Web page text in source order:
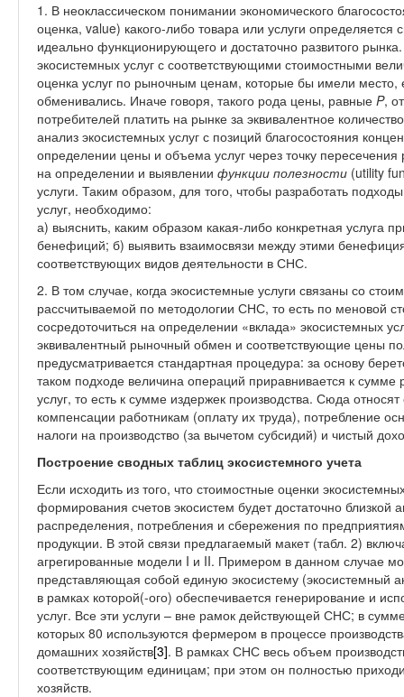
1. В неоклассическом понимании экономического
оценка, value) какого-либо товара или услуги
идеально функционирующего и достаточно развитого
экосистемных услуг с соответствующими стоимостными
оценка услуг по рыночным ценам, которые бы имели место,
обменивались. Иначе говоря, такого рода цены, равные P,
потребителей платить на рынке за эквивалентное
анализ экосистемных услуг с позиций благосостояния
определении цены и объема услуг через точку
на определении и выявлении функции полезности (utility
услуги. Таким образом, для того, чтобы разработать
услуг, необходимо:
а) выяснить, каким образом какая-либо конкретная услуга
бенефиций; б) выявить взаимосвязи между этими
соответствующих видов деятельности в СНС.
2. В том случае, когда экосистемные услуги связаны со
рассчитываемой по методологии СНС, то есть по меновой
сосредоточиться на определении «вклада» экосистемных
эквивалентный рыночный обмен и соответствующие цены
предусматривается стандартная процедура: за основу
таком подходе величина операций приравнивается к сумме
услуг, то есть к сумме издержек производства. Сюда
компенсации работникам (оплату их труда), потребление
налоги на производство (за вычетом субсидий) и чистый
Построение сводных таблиц экосистемного учета
Если исходить из того, что стоимостные оценки
формирования счетов экосистем будет достаточно близкой
распределения, потребления и сбережения по
продукции. В этой связи предлагаемый макет (табл. 2)
агрегированные модели I и II. Примером в данном случае
представляющая собой единую экосистему (экосистемный
в рамках которой(-ого) обеспечивается генерирование и
услуг. Все эти услуги – вне рамок действующей СНС; в
которых 80 используются фермером в процессе
домашних хозяйств[3]. В рамках СНС весь объем
соответствующим единицам; при этом он полностью
хозяйств.